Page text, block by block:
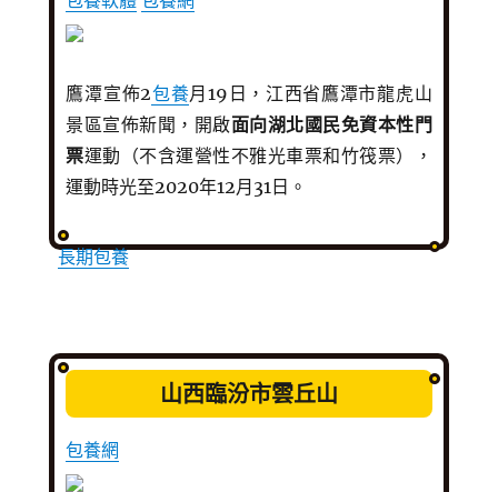
鷹潭宣佈2包養月19日，江西省鷹潭市龍虎山
景區宣佈新聞，開啟面向湖北國民免資本性門
票運動（不含運營性不雅光車票和竹筏票），
運動時光至2020年12月31日。
長期包養
山西臨汾市雲丘山
包養網